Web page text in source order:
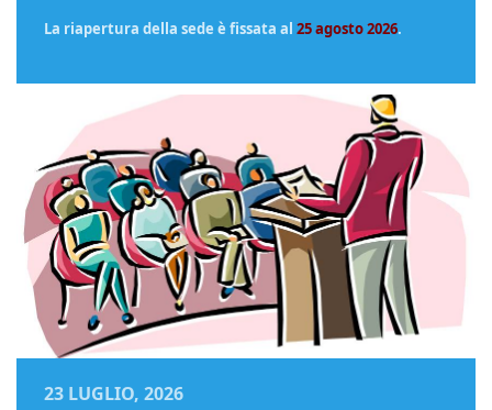
La riapertura della sede è fissata al 25 agosto 2026.
23 LUGLIO, 2026